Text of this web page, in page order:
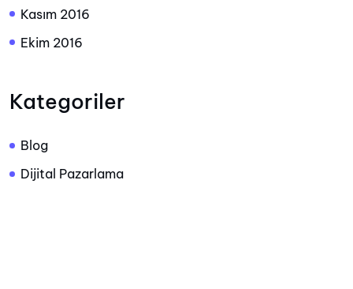
Kasım 2016
Ekim 2016
Kategoriler
Blog
Dijital Pazarlama